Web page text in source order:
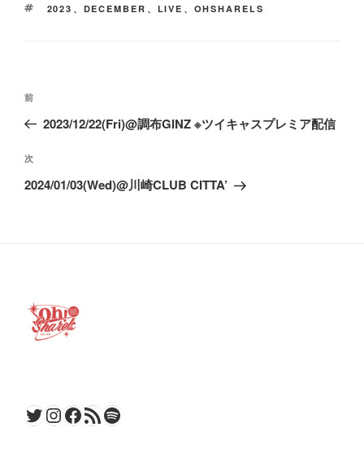
タ
2023 、 DECEMBER 、 LIVE 、 OHSHARELS
投
稿
ナ
ビ
ゲ
前
の
稿
前
2023/12/22(Fri)@調布GINZ ※ツイキャスプレミア配信
次
の
次
2024/01/03(Wed)@川崎CLUB CITTA’
Twitter
Instagram
Facebook
RSS フィードSpotify